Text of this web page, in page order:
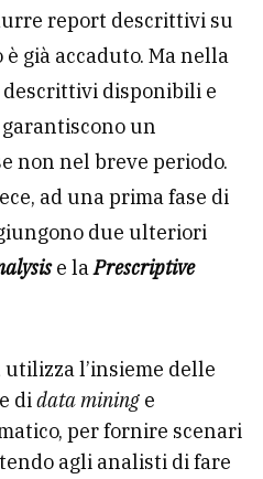
report descrittivi su
già accaduto. Ma nella
disponibili e
un
non nel breve periodo.
ad una prima fase di
due ulteriori
e laPrescriptive
utilizza l’insieme delle
didata mining e
per fornire scenari
agli analisti di fare